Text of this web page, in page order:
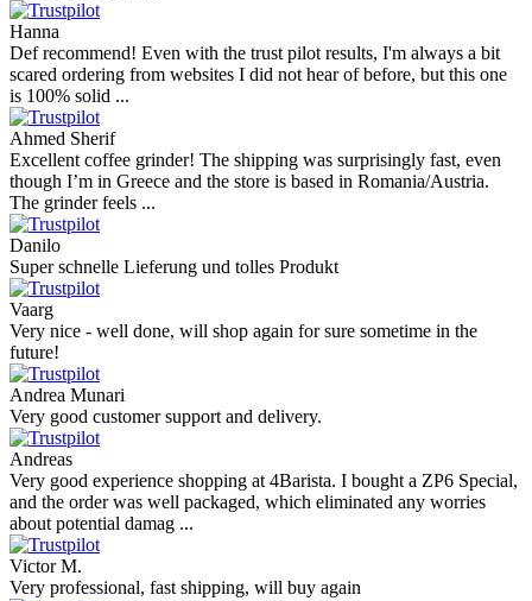
Hanna
Def recommend! Even with the trust pilot results, I'm always a bit
scared ordering from websites I did not hear of before, but this one
is 100% solid ...
Ahmed Sherif
Excellent coffee grinder! The shipping was surprisingly fast, even
though I’m in Greece and the store is based in Romania/Austria.
The grinder feels ...
Danilo
Super schnelle Lieferung und tolles Produkt
Vaarg
Very nice - well done, will shop again for sure sometime in the
future!
Andrea Munari
Very good customer support and delivery.
Andreas
Very good experience shopping at 4Barista. I bought a ZP6 Special,
and the order was well packaged, which eliminated any worries
about potential damag ...
Victor M.
Very professional, fast shipping, will buy again